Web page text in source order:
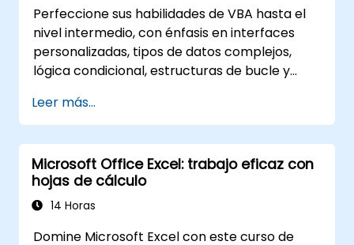
Perfeccione sus habilidades de VBA hasta el
nivel intermedio, con énfasis en interfaces
personalizadas, tipos de datos complejos,
lógica condicional, estructuras de bucle y
formación práctica de Excel VBA enseña
manejo robusto de errores, optimización del
rendimiento, UserForms (formularios
personalizados) de VBA y automatización de
flujos de trabajo mediante ejercicios
prácticos, cerrando la brecha desde macros
automatización para analistas de datos,
Leer más...
Microsoft Office Excel: trabajo eficaz con
hojas de cálculo
14 Horas
Domine Microsoft Excel con este curso de